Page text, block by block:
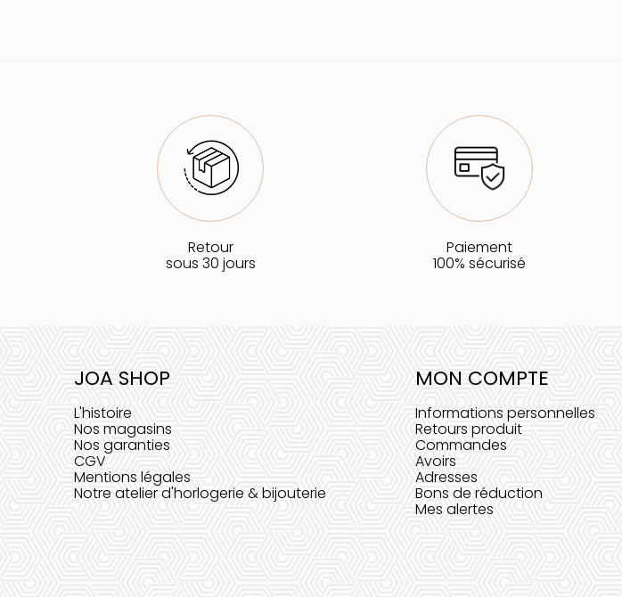
Retour
sous 30 jours
Paiement
100% sécurisé
JOA SHOP
L'histoire
Nos magasins
Nos garanties
CGV
Mentions légales
Notre atelier d'horlogerie & bijouterie
MON COMPTE
Informations personnelles
Retours produit
Commandes
Avoirs
Adresses
Bons de réduction
Mes alertes